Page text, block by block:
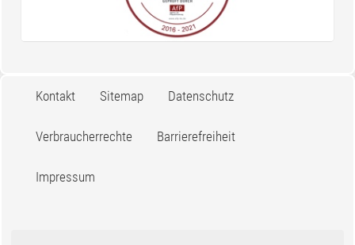
Kontakt Sitemap Datenschutz
Verbraucherrechte Barrierefreiheit
Impressum